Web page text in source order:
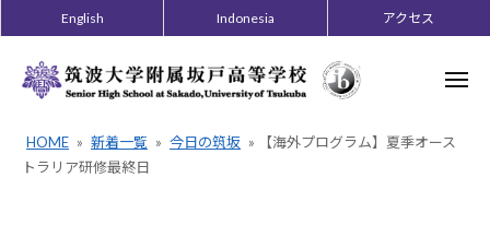
ン
English Indonesia アクセス
メ
HOME » 新着一覧 » 今日の筑坂 »
【海外プログラム】夏季オース
トラリア研修最終日